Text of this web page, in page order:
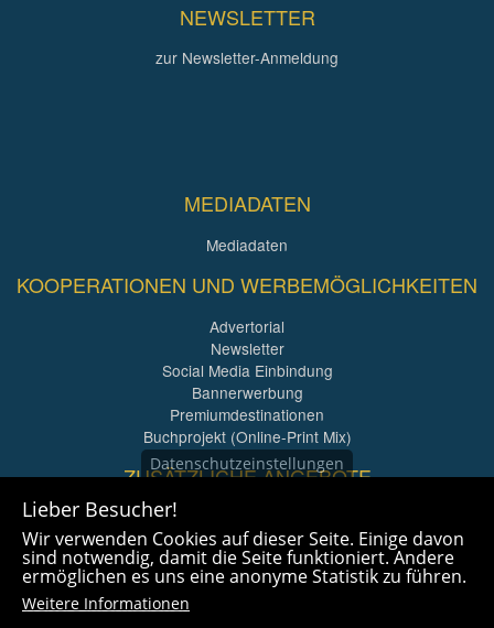
NEWSLETTER
zur Newsletter-Anmeldung
MEDIADATEN
Mediadaten
KOOPERATIONEN UND WERBEMÖGLICHKEITEN
Advertorial
Newsletter
Social Media Einbindung
Bannerwerbung
Premiumdestinationen
Buchprojekt (Online-Print Mix)
ZUSÄTZLICHE ANGEBOTE
Imagefilme und mehr
360° x 360° Fotografie
Datenschutzeinstellungen
Lieber Besucher!
Wir verwenden Cookies auf dieser Seite. Einige davon
sind notwendig, damit die Seite funktioniert. Andere
ermöglichen es uns eine anonyme Statistik zu führen.
Weitere Informationen